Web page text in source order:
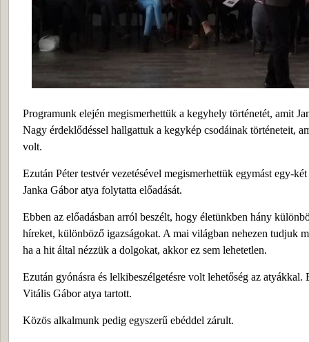
Programunk elején megismerhettük a kegyhely történetét, amit
Nagy érdeklődéssel hallgattuk a kegykép csodáinak történeteit,
volt.
Ezután Péter testvér vezetésével megismerhettük egymást egy-
Janka Gábor atya folytatta előadását.
Ebben az előadásban arról beszélt, hogy életünkben hány
híreket, különböző igazságokat. A mai világban nehezen tudjuk
ha a hit által nézzük a dolgokat, akkor ez sem lehetetlen.
Ezután gyónásra és lelkibeszélgetésre volt lehetőség az atyákkal.
Vitális Gábor atya tartott.
Közös alkalmunk pedig egyszerű ebéddel zárult.